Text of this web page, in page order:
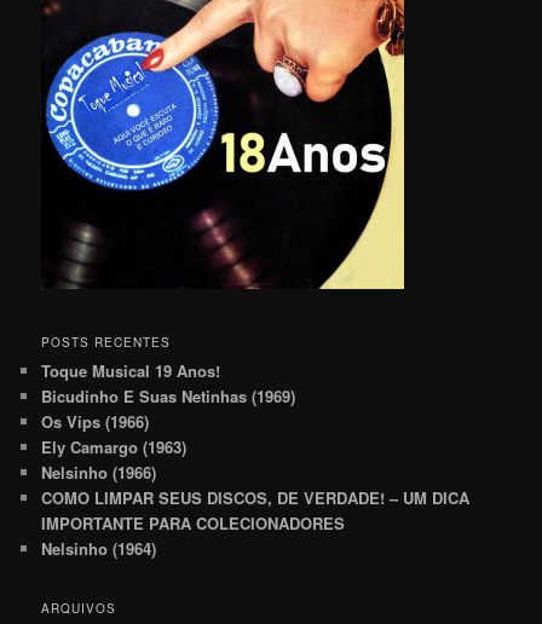
POSTS RECENTES
Toque Musical 19 Anos!
Bicudinho E Suas Netinhas (1969)
Os Vips (1966)
Ely Camargo (1963)
Nelsinho (1966)
COMO LIMPAR SEUS DISCOS, DE VERDADE! – UM DICA
IMPORTANTE PARA COLECIONADORES
Nelsinho (1964)
ARQUIVOS